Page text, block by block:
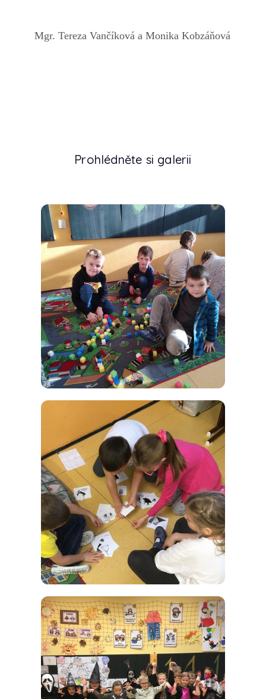
Mgr. Tereza Vančíková a Monika Kobzáňová
Prohlédněte si galerii